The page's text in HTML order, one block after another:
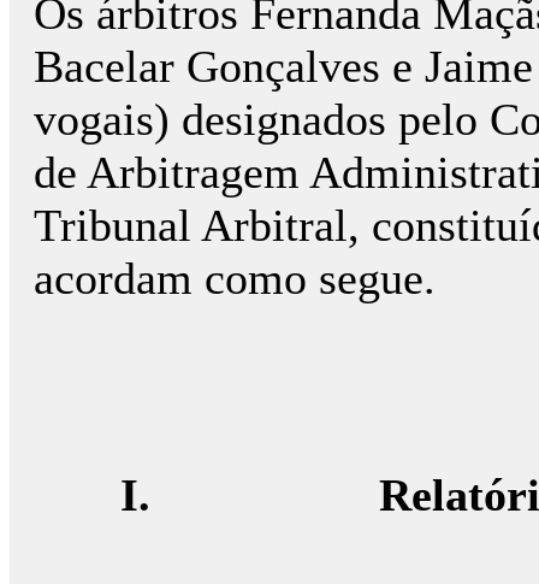
Os árbitros Fernanda
Bacelar Gonçalves e
vogais) designados pelo
de Arbitragem
Tribunal Arbitral,
acordam como segue.
I.